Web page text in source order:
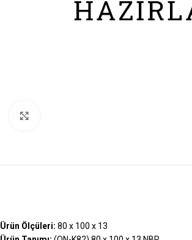
Ürün Ölçüleri: 80 x 100 x 13